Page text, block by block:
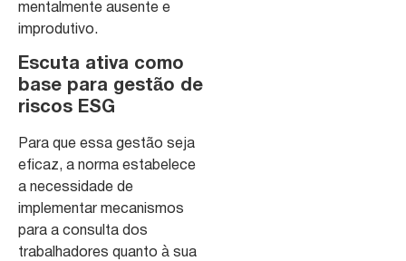
mentalmente ausente e
improdutivo.
Escuta ativa como
base para gestão de
riscos ESG
Para que essa gestão seja
eficaz, a norma estabelece
a necessidade de
implementar mecanismos
para a consulta dos
trabalhadores quanto à sua